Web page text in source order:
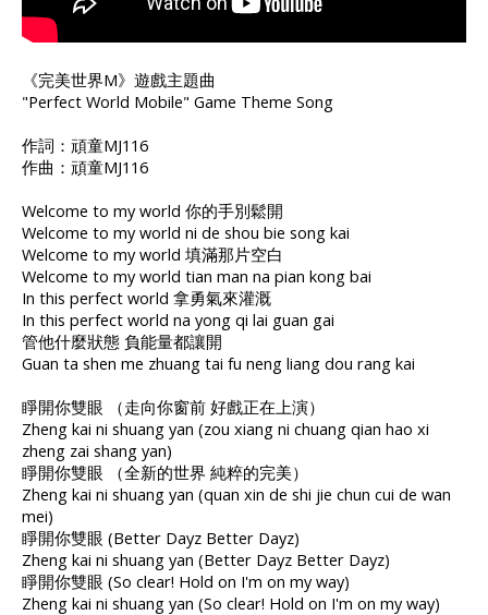
《完美世界M》遊戲主題曲
"Perfect World Mobile" Game Theme Song
作詞：頑童MJ116
作曲：頑童MJ116
Welcome to my world 你的手別鬆開
Welcome to my world ni de shou bie song kai
Welcome to my world 填滿那片空白
Welcome to my world tian man na pian kong bai
In this perfect world 拿勇氣來灌溉
In this perfect world na yong qi lai guan gai
管他什麼狀態 負能量都讓開
Guan ta shen me zhuang tai fu neng liang dou rang kai
睜開你雙眼 （走向你窗前 好戲正在上演）
Zheng kai ni shuang yan (zou xiang ni chuang qian hao xi
zheng zai shang yan)
睜開你雙眼 （全新的世界 純粹的完美）
Zheng kai ni shuang yan (quan xin de shi jie chun cui de wan
mei)
睜開你雙眼 (Better Dayz Better Dayz)
Zheng kai ni shuang yan (Better Dayz Better Dayz)
睜開你雙眼 (So clear! Hold on I'm on my way)
Zheng kai ni shuang yan (So clear! Hold on I'm on my way)